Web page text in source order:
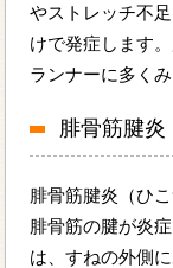
やストレッチ不
けで発症します
ランナーに多く
腓骨筋腱炎
腓骨筋腱炎（ひ
腓骨筋の腱が炎
は、すねの外側